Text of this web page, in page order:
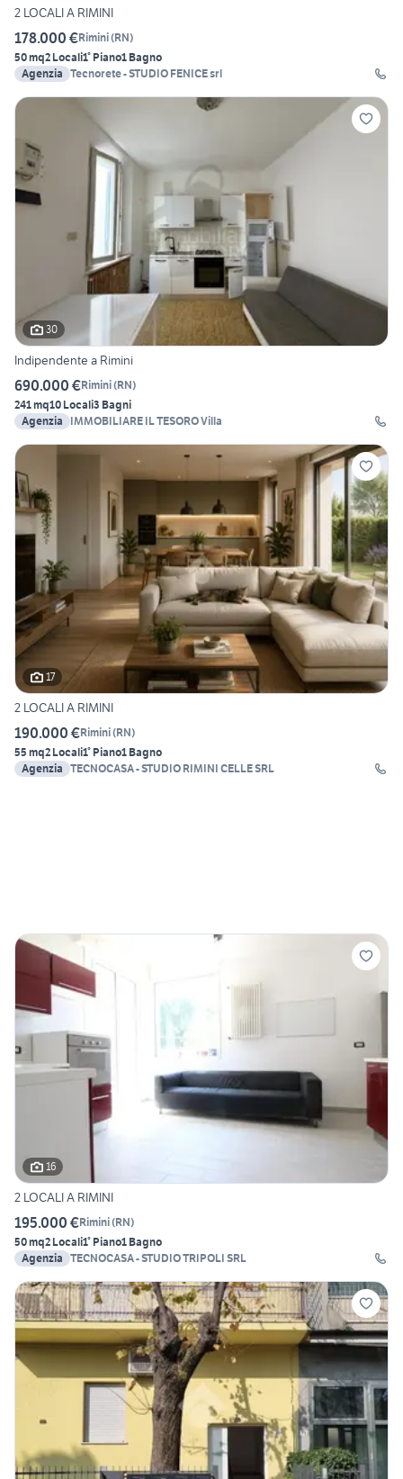
2 LOCALI A RIMINI
178.000 €Rimini(RN)
50 mq2 Locali1° Piano1 Bagno
Agenzia Tecnorete - STUDIO FENICE srl
30
Indipendente a Rimini
690.000 €Rimini(RN)
241 mq10 Locali3 Bagni
Agenzia
IMMOBILIARE IL TESORO Villa
17
2 LOCALI A RIMINI
190.000 €Rimini(RN)
55 mq2 Locali1° Piano1 Bagno
Agenzia TECNOCASA - STUDIO RIMINI CELLE SRL
16
2 LOCALI A RIMINI
195.000 €Rimini(RN)
50 mq2 Locali1° Piano1 Bagno
Agenzia TECNOCASA - STUDIO TRIPOLI SRL